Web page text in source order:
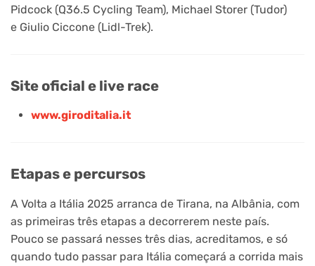
Pidcock (Q36.5 Cycling Team), Michael Storer (Tudor)
e Giulio Ciccone (Lidl-Trek).
Site oficial e live race
www.giroditalia.it
Etapas e percursos
A Volta a Itália 2025 arranca de Tirana, na Albânia, com
as primeiras três etapas a decorrerem neste país.
Pouco se passará nesses três dias, acreditamos, e só
quando tudo passar para Itália começará a corrida mais